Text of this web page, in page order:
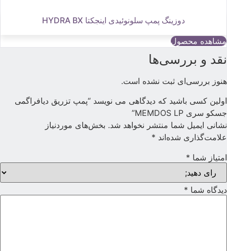
دوزینگ پمپ سلونوئیدی اینجکتا HYDRA BX
مشاهده محصول
نقد و بررسی‌ها
هنوز بررسی‌ای ثبت نشده است.
اولین کسی باشید که دیدگاهی می نویسد “پمپ تزریق دیافراگمی
جسکو سری MEMDOS LP”
نشانی ایمیل شما منتشر نخواهد شد. بخش‌های موردنیاز
علامت‌گذاری شده‌اند *
امتیاز شما *
دیدگاه شما *